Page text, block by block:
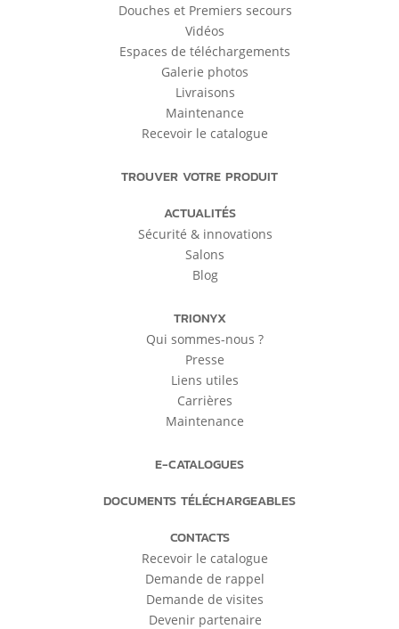
Douches et Premiers secours
Vidéos
Espaces de téléchargements
Galerie photos
Livraisons
Maintenance
Recevoir le catalogue
TROUVER VOTRE PRODUIT
ACTUALITÉS
Sécurité & innovations
Salons
Blog
TRIONYX
Qui sommes-nous ?
Presse
Liens utiles
Carrières
Maintenance
E-CATALOGUES
DOCUMENTS TÉLÉCHARGEABLES
CONTACTS
Recevoir le catalogue
Demande de rappel
Demande de visites
Devenir partenaire